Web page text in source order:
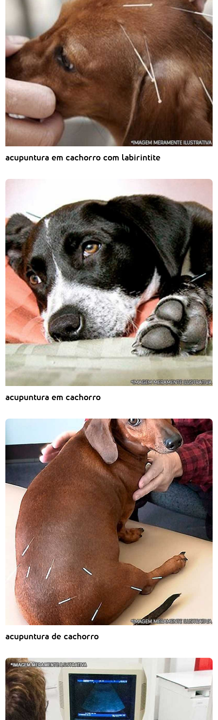
acupuntura em cachorro com labirintite
acupuntura em cachorro
acupuntura de cachorro